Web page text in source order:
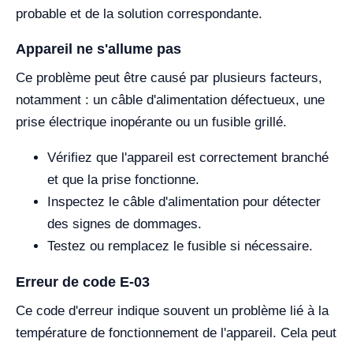
probable et de la solution correspondante.
Appareil ne s'allume pas
Ce problème peut être causé par plusieurs facteurs,
notamment : un câble d'alimentation défectueux, une
prise électrique inopérante ou un fusible grillé.
Vérifiez que l'appareil est correctement branché
et que la prise fonctionne.
Inspectez le câble d'alimentation pour détecter
des signes de dommages.
Testez ou remplacez le fusible si nécessaire.
Erreur de code E-03
Ce code d'erreur indique souvent un problème lié à la
température de fonctionnement de l'appareil. Cela peut